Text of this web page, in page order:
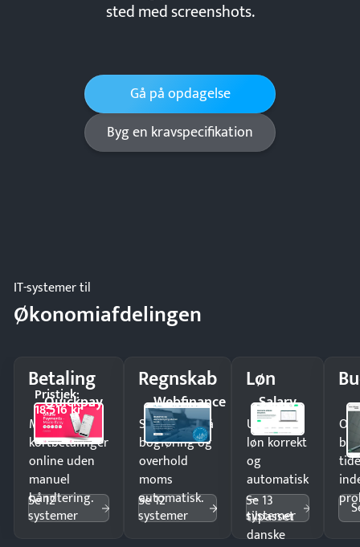
sted med screenshots.
Gå på opdagelse
Byg en kravspecifikation
IT-systemer til
Økonomiafdelingen
Betaling
Quickpay
Pristjek:
18.516 kr
Modtag
kortbetalinger
online uden
manuel
håndtering.
Se 12
systemer
Regnskab
Webfinance
Spar timer på
bogføring og
overhold
moms
automatisk.
Se 12
systemer
Løn
Salary
Udbetal
løn korrekt
og
automatisk
—
tilpasset
danske
Se 13
systemer